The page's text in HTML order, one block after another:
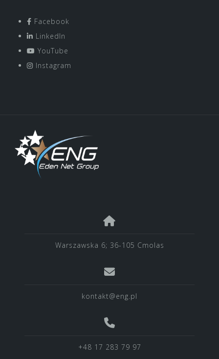
Facebook
LinkedIn
YouTube
Instagram
Warszawska 6; 36-105 Cmolas
kontakt@eng.pl
+48 17 283 79 97